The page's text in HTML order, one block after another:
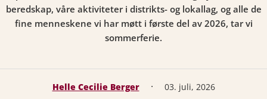
beredskap, våre aktiviteter i distrikts- og lokallag, og alle de
fine menneskene vi har møtt i første del av 2026, tar vi
sommerferie.
Helle Cecilie Berger · 03. juli, 2026